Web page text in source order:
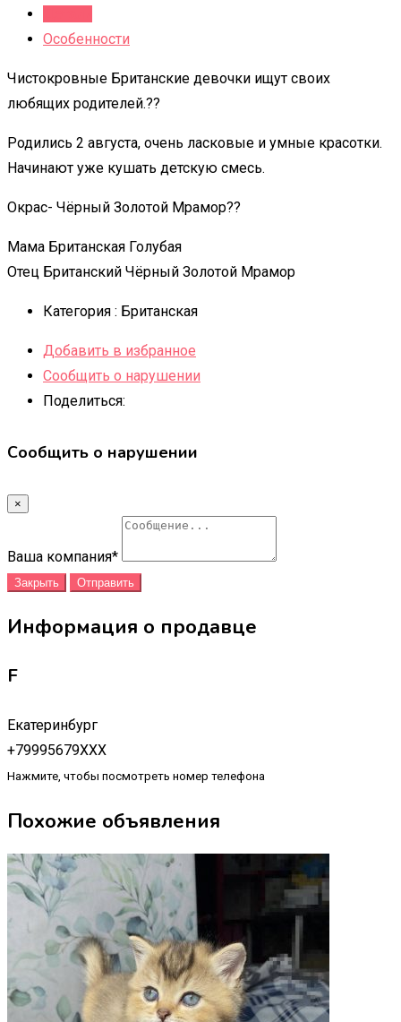
Особенности
Чистокровные Британские девочки ищут своих
любящих родителей.??
Родились 2 августа, очень ласковые и умные красотки.
Начинают уже кушать детскую смесь.
Окрас- Чёрный Золотой Мрамор??
Мама Британская Голубая
Отец Британский Чёрный Золотой Мрамор
Категория : Британская
Добавить в избранное
Сообщить о нарушении
Поделиться:
Сообщить о нарушении
×
Ваша компания*
Закрыть Отправить
Информация о продавце
F
Екатеринбург
+79995679XXX
Нажмите, чтобы посмотреть номер телефона
Похожие объявления